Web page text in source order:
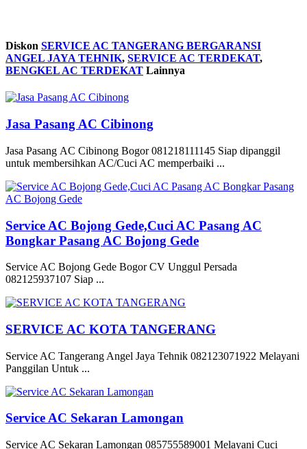
Diskon SERVICE AC TANGERANG BERGARANSI
ANGEL JAYA TEHNIK, SERVICE AC TERDEKAT,
BENGKEL AC TERDEKAT Lainnya
Jasa Pasang AC Cibinong
Jasa Pasang AC Cibinong Bogor 081218111145 Siap dipanggil
untuk membersihkan AC/Cuci AC memperbaiki ...
Service AC Bojong Gede,Cuci AC Pasang AC
Bongkar Pasang AC Bojong Gede
Service AC Bojong Gede Bogor CV Unggul Persada
082125937107 Siap ...
SERVICE AC KOTA TANGERANG
Service AC Tangerang Angel Jaya Tehnik 082123071922 Melayani
Panggilan Untuk ...
Service AC Sekaran Lamongan
Service AC Sekaran Lamongan 085755589001 Melayani Cuci